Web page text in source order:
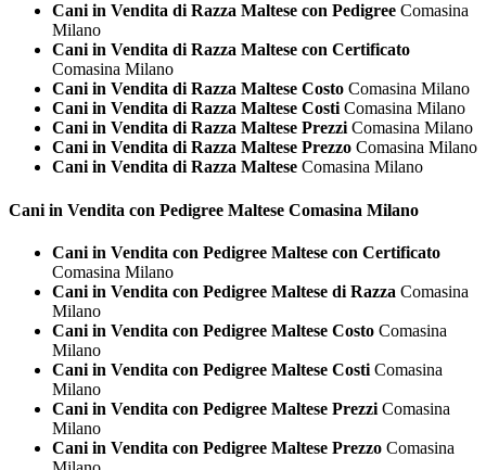
Cani in Vendita di Razza Maltese con Pedigree Comasina
Milano
Cani in Vendita di Razza Maltese con Certificato
Comasina Milano
Cani in Vendita di Razza Maltese Costo Comasina Milano
Cani in Vendita di Razza Maltese CostiComasina Milano
Cani in Vendita di Razza Maltese PrezziComasina Milano
Cani in Vendita di Razza Maltese Prezzo Comasina Milano
Cani in Vendita di Razza Maltese Comasina Milano
Cani in Vendita con Pedigree Maltese Comasina Milano
Cani in Vendita con Pedigree Maltese con Certificato
Comasina Milano
Cani in Vendita con Pedigree Maltese di Razza Comasina
Milano
Cani in Vendita con Pedigree Maltese Costo Comasina
Milano
Cani in Vendita con Pedigree Maltese Costi Comasina
Milano
Cani in Vendita con Pedigree Maltese Prezzi Comasina
Milano
Cani in Vendita con Pedigree Maltese Prezzo Comasina